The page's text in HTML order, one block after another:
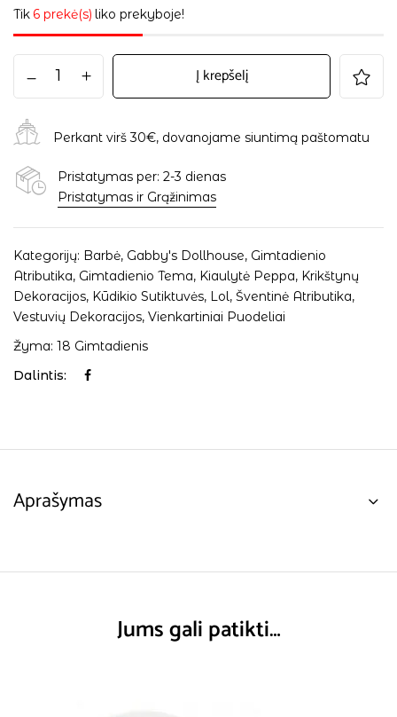
Tik 6 prekė(s) liko prekyboje!
Į krepšelį
Perkant virš 30€, dovanojame siuntimą paštomatu
Pristatymas per: 2-3 dienas
Pristatymas ir Grąžinimas
Kategorijų: Barbė, Gabby's Dollhouse, Gimtadienio
Atributika, Gimtadienio Tema, Kiaulytė Peppa, Krikštynų
Dekoracijos, Kūdikio Sutiktuvės, Lol, Šventinė Atributika,
Vestuvių Dekoracijos, Vienkartiniai Puodeliai
Žyma: 18 Gimtadienis
Dalintis:
Aprašymas
Jums gali patikti…